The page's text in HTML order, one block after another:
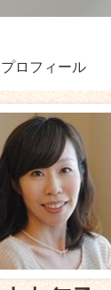
プロフィール